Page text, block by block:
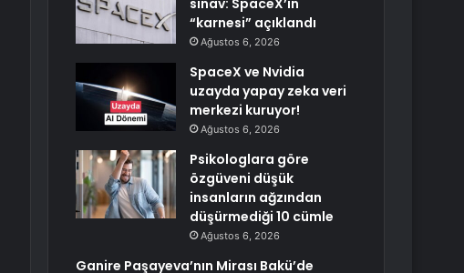
sınav: SpaceX’in
“karnesi” açıklandı
Ağustos 6, 2026
SpaceX ve Nvidia
uzayda yapay zeka veri
merkezi kuruyor!
Ağustos 6, 2026
Psikologlara göre
özgüveni düşük
insanların ağzından
düşürmediği 10 cümle
Ağustos 6, 2026
Ganire Paşayeva’nın Mirası Bakü’de